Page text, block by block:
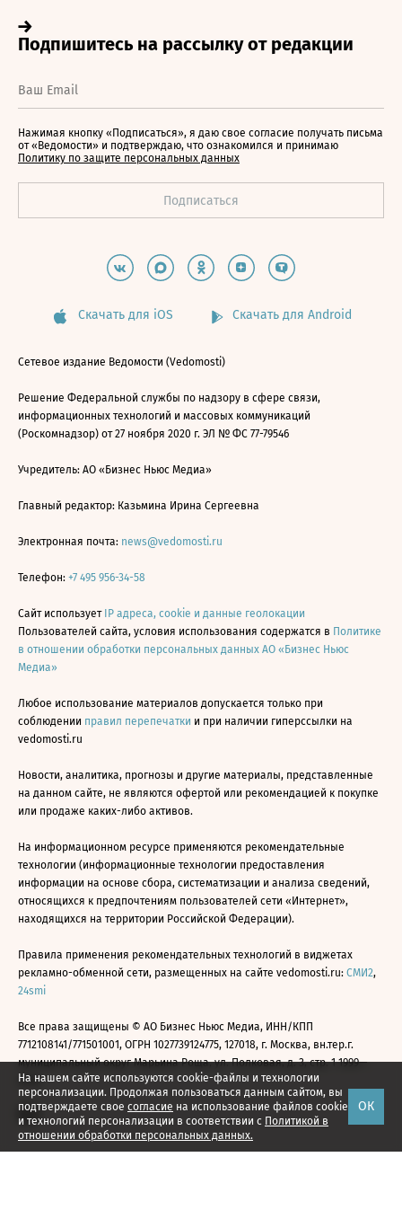
На нашем сайте используются cookie-файлы и технологии
персонализации. Продолжая пользоваться данным сайтом, вы
подтверждаете свое согласие на использование файлов cookie
и технологий персонализации в соответствии с Политикой в
отношении обработки персональных данных.
ОК
Нажимая кнопку «Подписаться», я даю свое согласие получать письма
от «Ведомости» и подтверждаю, что ознакомился и принимаю
Политику по защите персональных данных
Скачать для iOS Скачать для Android
Сетевое издание Ведомости (Vedomosti)
Решение Федеральной службы по надзору в сфере связи,
информационных технологий и массовых коммуникаций
(Роскомнадзор) от 27 ноября 2020 г. ЭЛ № ФС 77-79546
Учредитель: АО «Бизнес Ньюс Медиа»
Главный редактор: Казьмина Ирина Сергеевна
Электронная почта: news@vedomosti.ru
Телефон: +7 495 956-34-58
Сайт использует IP адреса, cookie и данные геолокации
Пользователей сайта, условия использования содержатся в Политике
в отношении обработки персональных данных АО «Бизнес Ньюс
Медиа»
Любое использование материалов допускается только при
соблюдении правил перепечатки и при наличии гиперссылки на
vedomosti.ru
Новости, аналитика, прогнозы и другие материалы, представленные
на данном сайте, не являются офертой или рекомендацией к покупке
или продаже каких-либо активов.
На информационном ресурсе применяются рекомендательные
технологии (информационные технологии предоставления
информации на основе сбора, систематизации и анализа сведений,
относящихся к предпочтениям пользователей сети «Интернет»,
находящихся на территории Российской Федерации).
Правила применения рекомендательных технологий в виджетах
рекламно-обменной сети, размещенных на сайте vedomosti.ru: СМИ2,
24smi
Все права защищены © АО Бизнес Ньюс Медиа, ИНН/КПП
7712108141/771501001, ОГРН 1027739124775, 127018, г. Москва, вн.тер.г.
муниципальный округ Марьина Роща, ул. Полковая, д. 3, стр. 1 1999—
2026